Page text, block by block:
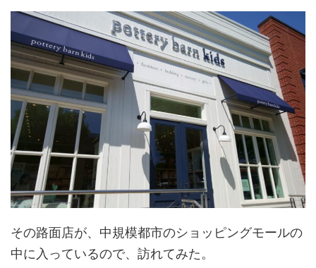
その路面店が、中規模都市のショッピングモールの
中に入っているので、訪れてみた。